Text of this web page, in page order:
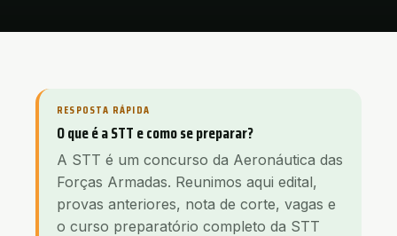
RESPOSTA RÁPIDA
O que é a STT e como se preparar?
A STT é um concurso da Aeronáutica das
Forças Armadas. Reunimos aqui edital,
provas anteriores, nota de corte, vagas e
o curso preparatório completo da STT